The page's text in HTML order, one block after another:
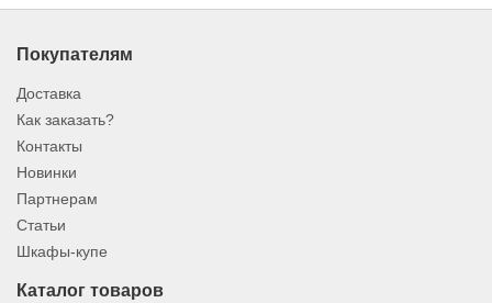
Покупателям
Доставка
Как заказать?
Контакты
Новинки
Партнерам
Статьи
Шкафы-купе
Каталог товаров